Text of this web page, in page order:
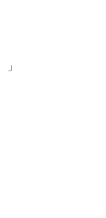
」